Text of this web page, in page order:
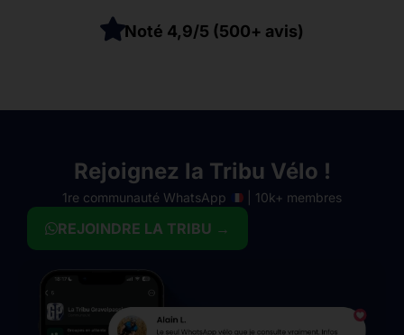
Noté 4,9/5 (500+ avis)
Rejoignez la Tribu Vélo !
1re communauté WhatsApp | 10k+ membres
REJOINDRE LA TRIBU →